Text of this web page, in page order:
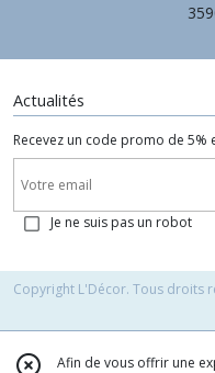
Actualités
Recevez un code promo de 5%
Je ne suis pas un robot
Copyright L'Décor. Tous droits
Afin de vous offrir une